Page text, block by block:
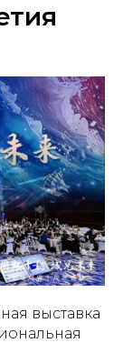
выставка